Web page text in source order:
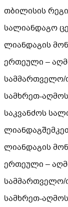
თბილისის
სალიანდაგო
ლიანდაგის
ერთეული –
სამხრეთ-
საკვანძოს
ლიანდაგის
ერთეული –
სამხრეთ-